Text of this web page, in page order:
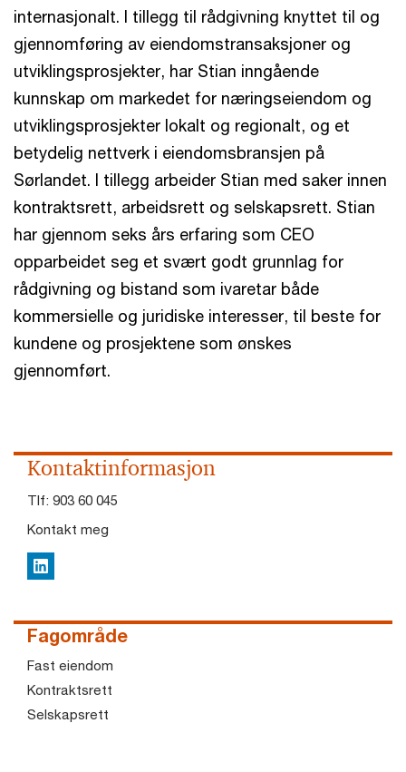
internasjonalt. I tillegg til rådgivning knyttet til og
gjennomføring av eiendomstransaksjoner og
utviklingsprosjekter, har Stian inngående
kunnskap om markedet for næringseiendom og
utviklingsprosjekter lokalt og regionalt, og et
betydelig nettverk i eiendomsbransjen på
Sørlandet. I tillegg arbeider Stian med saker innen
kontraktsrett, arbeidsrett og selskapsrett. Stian
har gjennom seks års erfaring som CEO
opparbeidet seg et svært godt grunnlag for
rådgivning og bistand som ivaretar både
kommersielle og juridiske interesser, til beste for
kundene og prosjektene som ønskes
gjennomført.
Kontaktinformasjon
Tlf: 903 60 045
Kontakt meg
LinkedIn
Fagområde
Fast eiendom
Kontraktsrett
Selskapsrett